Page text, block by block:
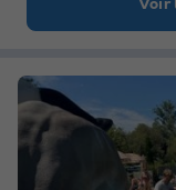
Voir